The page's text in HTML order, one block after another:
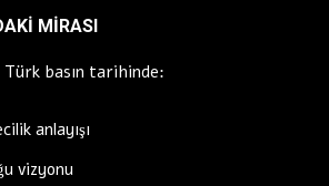
MIRASI
basın tarihinde:
anlayışı
vizyonu